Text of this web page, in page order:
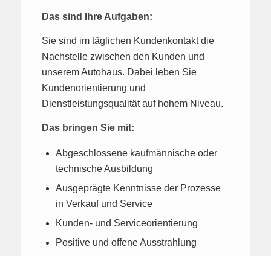
Das sind Ihre Aufgaben:
Sie sind im täglichen Kundenkontakt die
Nachstelle zwischen den Kunden und
unserem Autohaus. Dabei leben Sie
Kundenorientierung und
Dienstleistungsqualität auf hohem Niveau.
Das bringen Sie mit:
Abgeschlossene kaufmännische oder
technische Ausbildung
Ausgeprägte Kenntnisse der Prozesse
in Verkauf und Service
Kunden- und Serviceorientierung
Positive und offene Ausstrahlung